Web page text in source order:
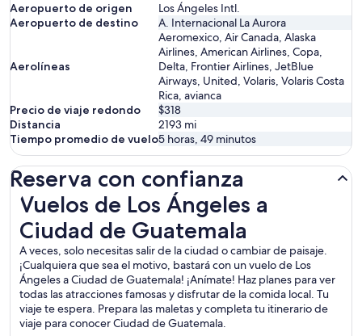
Aeropuerto de origen
Los Ángeles Intl.
Aeropuerto de destino
A. Internacional La Aurora
Aerolíneas
Aeromexico, Air Canada, Alaska
Airlines, American Airlines, Copa,
Delta, Frontier Airlines, JetBlue
Airways, United, Volaris, Volaris Costa
Rica, avianca
Precio de viaje redondo
$318
Distancia
2193 mi
Tiempo promedio de vuelo5 horas, 49 minutos
Reserva con confianza
Vuelos de Los Ángeles a
Ciudad de Guatemala
A veces, solo necesitas salir de la ciudad o cambiar de paisaje.
¡Cualquiera que sea el motivo, bastará con un vuelo de Los
Ángeles a Ciudad de Guatemala! ¡Anímate! Haz planes para ver
todas las atracciones famosas y disfrutar de la comida local. Tu
viaje te espera. Prepara las maletas y completa tu itinerario de
viaje para conocer Ciudad de Guatemala.
Vuelos de Los Ángeles a Ciudad de Guatemala